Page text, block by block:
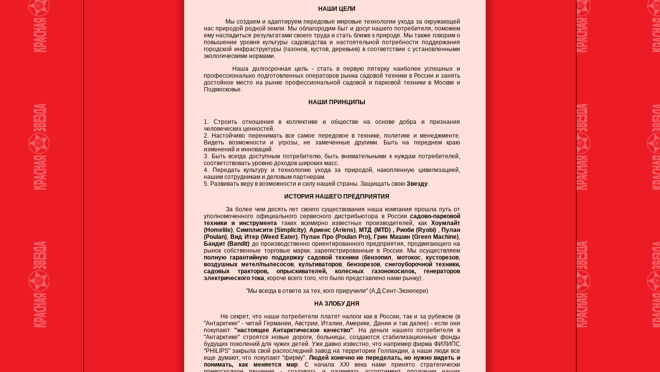
НАШИ ЦЕЛИ
Мы создаем и адаптируем передовые мировые технологии ухода за окружающей
нас природой родной земли. Мы облагородим быт и досуг нашего потребителя, поможем
ему насладиться результатами своего труда и стать ближе к природе. Мы также говорим о
повышении уровня культуры садоводства и настоятельной потребности поддержания
городской инфраструктуры (газонов, кустов, деревьев) в соответствии с установленными
экологическими нормами.
Наша долгосрочная цель - стать в первую пятерку наиболее успешных и
профессионально подготовленных операторов рынка садовой техники в России и занять
достойное место на рынке профессиональной садовой и парковой техники в Москве и
Подмосковье.
НАШИ ПРИНЦИПЫ
1. Строить отношения в коллективе и обществе на основе добра и признания
человеческих ценностей.
2. Настойчиво перенимать все самое передовое в технике, политике и менеджменте.
Видеть возможности и угрозы, не замеченные другими. Быть на переднем краю
изменений и инноваций.
3. Быть всегда доступным потребителю, быть внимательными к нуждам потребителей,
соответствовать уровню доходов широких масс.
4. Передать культуру и технологию ухода за природой, накопленную цивилизацией,
нашим сотрудникам и деловым партнерам.
5. Развивать веру в возможности и силу нашей страны. Защищать свою Звезду.
ИСТОРИЯ НАШЕГО ПРЕДПРИЯТИЯ
За более чем десять лет своего существования наша компания прошла путь от
уполномоченного официального сервисного дистрибьютора в России садово-парковой
техники и инструментатаких всемирно известных производителей, как Хоумлайт
(Homelite), Симплисити (Simplicity),Ариенс (Ariens), МТД (MTD) , Риоби (Ryobi) , Пулан
(Poulan), Вид Итер (Weed Eater), Пулан Про (Poulan Pro), Грин Машин (Green Machine),
Бандит (Bandit) до производственно ориентированного предприятия, продвигающего на
рынок собственные торговые марки, зарегистрированные в России. Мы осуществляем
полную гарантийную поддержку садовой техники (бензопил, мотокос,кусторезов,
воздушных метел/пылесосов, культиваторов, бензорезов, снегоуборочной техники,
садовых тракторов, опрыскивателей, колесных газонокосилок, генераторов
электрического тока, короче всего того, что было представлено нами рынку) .
"Мы всегда в ответе за тех, кого приручили" (А.Д.Сент-Экзюпери)
НА ЗЛОБУ ДНЯ
Не секрет, что наши потребители платят налоги как в России, так и за рубежом (в
"Антарктике" - читай Германии, Австрии, Италии, Америке, Дании и так далее) - если они
покупают "настоящее Антарктическое качество".
На деньги нашего потребителя в
"Антарктике" строятся новые дороги, больницы, создаются стабилизационные фонды
будущих поколений для чужих детей. Уже давно известно, что например фирма ФИЛИПС
"PHILIPS" закрыла свой распоследний завод на территории Голландии, а наши люди все
еще думают, что покупают "фирму". Людей конечно не переделать, но нужно видеть и
понимать, как меняется мир. С начала XXI века нами принято стратегически